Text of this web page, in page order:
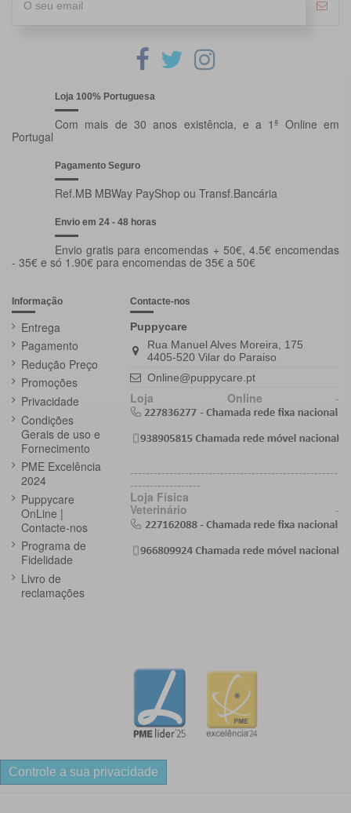
Loja 100% Portuguesa
Com mais de 30 anos existência, e a 1ª Online em
Portugal
Pagamento Seguro
Ref.MB MBWay PayShop ou Transf.Bancária
Envio em 24 - 48 horas
Envio gratis para encomendas + 50€, 4.5€ encomendas
- 35€ e só 1.90€ para encomendas de 35€ a 50€
Informação
Entrega
Pagamento
Redução Preço
Promoções
Privacidade
Condições
Gerais de uso e
Fornecimento
PME Excelência
2024
Puppycare
OnLine |
Contacte-nos
Programa de
Fidelidade
Livro de
reclamações
Contacte-nos
Puppycare
Rua Manuel Alves Moreira, 175
4405-520 Vilar do Paraiso
Online@puppycare.pt
Loja Online -
-----------------------------------------------------
------------------
Loja Física
Veterinário -
Controle a sua privacidade